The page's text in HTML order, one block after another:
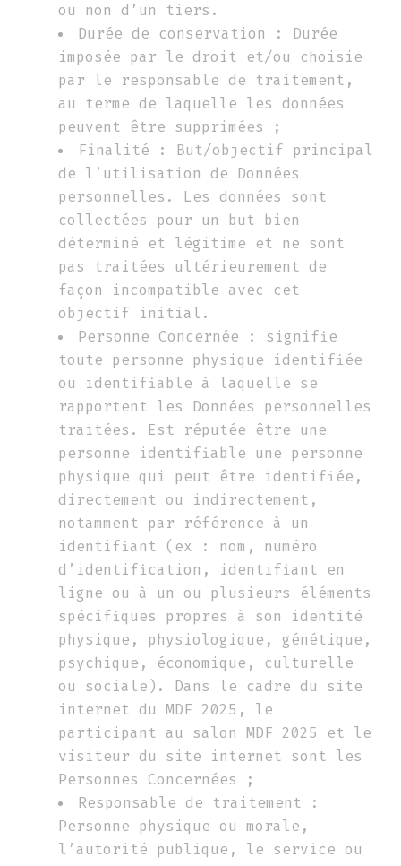
ou non d’un tiers.
Durée de conservation : Durée
imposée par le droit et/ou choisie
par le responsable de traitement,
au terme de laquelle les données
peuvent être supprimées ;
Finalité : But/objectif principal
de l’utilisation de Données
personnelles. Les données sont
collectées pour un but bien
déterminé et légitime et ne sont
pas traitées ultérieurement de
façon incompatible avec cet
objectif initial.
Personne Concernée : signifie
toute personne physique identifiée
ou identifiable à laquelle se
rapportent les Données personnelles
traitées. Est réputée être une
personne identifiable une personne
physique qui peut être identifiée,
directement ou indirectement,
notamment par référence à un
identifiant (ex : nom, numéro
d’identification, identifiant en
ligne ou à un ou plusieurs éléments
spécifiques propres à son identité
physique, physiologique, génétique,
psychique, économique, culturelle
ou sociale). Dans le cadre du site
internet du MDF 2025, le
participant au salon MDF 2025 et le
visiteur du site internet sont les
Personnes Concernées ;
Responsable de traitement :
Personne physique ou morale,
l’autorité publique, le service ou